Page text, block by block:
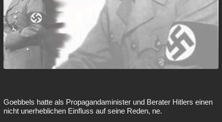
Goebbels hatte als Propagandaminister und Berater Hitlers einen
nicht unerheblichen Einfluss auf seine Reden, ne.